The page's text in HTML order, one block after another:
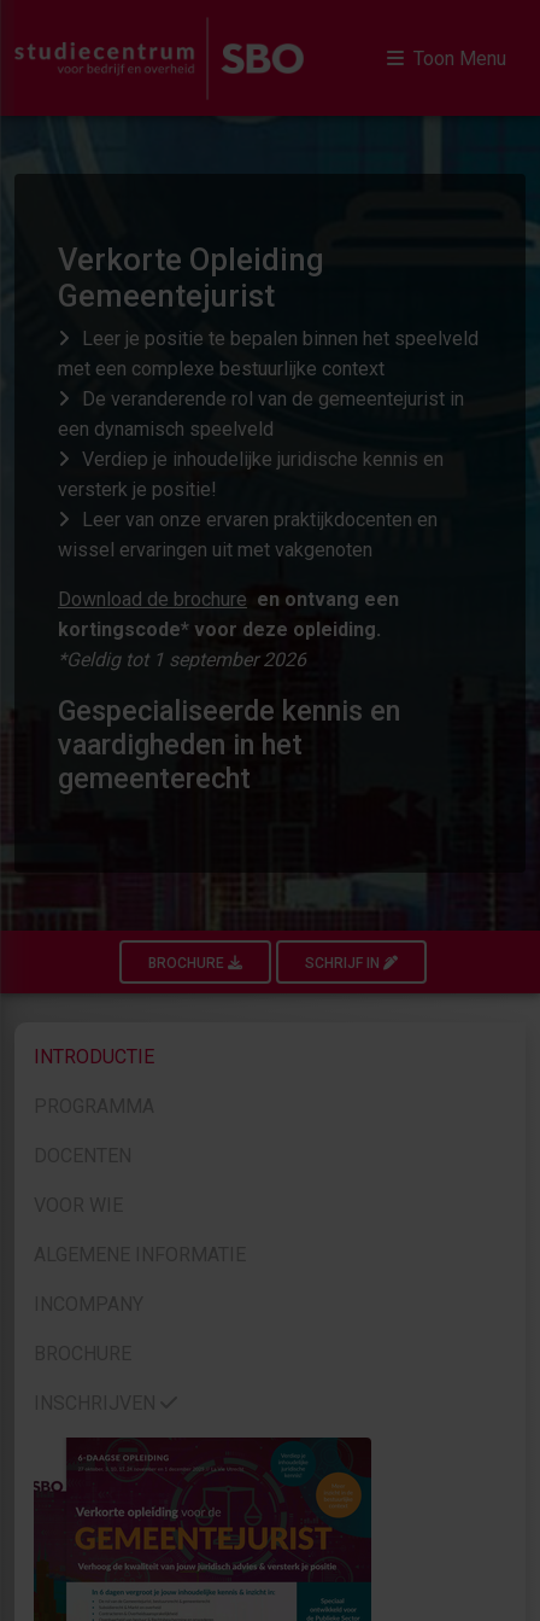
Toon Menu
Verkorte Opleiding
Gemeentejurist
Leer je positie te bepalen binnen het speelveld
met een complexe bestuurlijke context
De veranderende rol van de gemeentejurist in
een dynamisch speelveld
Verdiep je inhoudelijke juridische kennis en
versterk je positie!
Leer van onze ervaren praktijkdocenten en
wissel ervaringen uit met vakgenoten
Download de brochure en ontvang een
kortingscode* voor deze opleiding.
*Geldig tot 1 september 2026
Gespecialiseerde kennis en
vaardigheden in het
gemeenterecht
BROCHURE SCHRIJF IN
INTRODUCTIE